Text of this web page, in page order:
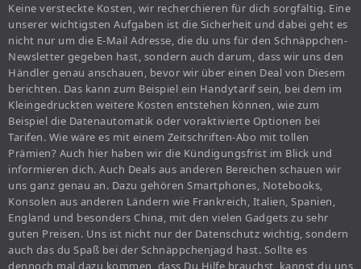
Keine versteckte Kosten, wir recherchieren für dich sorgfältig. Eine
unserer wichtigsten Aufgaben ist die Sicherheit und dabei geht es
nicht nur um die E-Mail Adresse, die du uns für den Schnäppchen-
Newsletter gegeben hast, sondern auch darum, dass wir uns den
Händler genau anschauen, bevor wir über einen Deal von Diesem
berichten. Das kann zum Beispiel ein Handytarif sein, bei dem im
Kleingedruckten weitere Kosten entstehen können, wie zum
Beispiel die Datenautomatik oder voraktivierte Optionen bei
Tarifen. Wie wäre es mit einem Zeitschriften-Abo mit tollen
Prämien? Auch hier haben wir die Kündigungsfrist im Blick und
informieren dich. Auch Deals aus anderen Bereichen schauen wir
uns ganz genau an. Dazu gehören Smartphones, Notebooks,
Konsolen aus anderen Ländern wie Frankreich, Italien, Spanien,
England und besonders China, mit den vielen Gadgets zu sehr
guten Preisen. Uns ist nicht nur der Datenschutz wichtig, sondern
auch das du Spaß bei der Schnäppchenjagd hast. Sollte es
dennoch mal dazu kommen, dass Du Hilfe brauchst, kannst du uns